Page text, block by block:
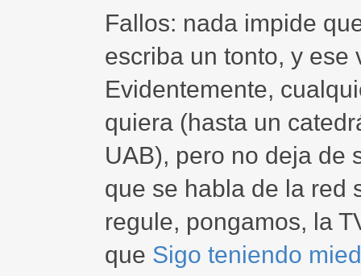
Fallos: nada impide
escriba un tonto, y ese
Evidentemente,
quiera (hasta un
UAB), pero no deja de
que se habla de la red
regule, pongamos, la
que Sigo teniendo